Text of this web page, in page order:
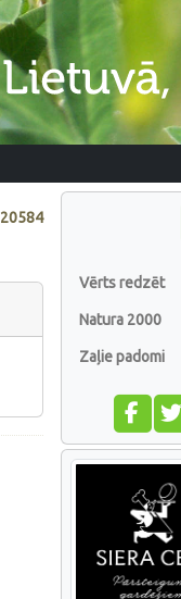
20584
Vērts redzēt
Natura 2000
Zaļie padomi